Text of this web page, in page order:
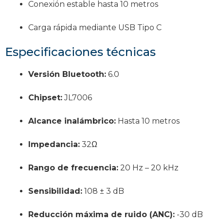
Conexión estable hasta 10 metros
Carga rápida mediante USB Tipo C
Especificaciones técnicas
Versión Bluetooth: 6.0
Chipset:JL7006
Alcance inalámbrico: Hasta 10 metros
Impedancia: 32Ω
Rango de frecuencia: 20 Hz – 20 kHz
Sensibilidad: 108 ± 3 dB
Reducción máxima de ruido (ANC): -30 dB